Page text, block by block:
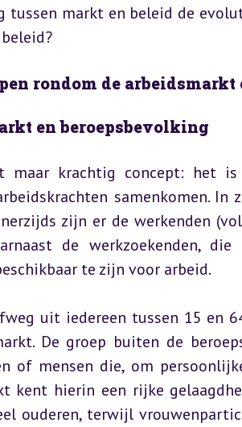
tussen markt en beleid de
rondom de
en beroepsbevolking
maar krachtig concept: het
samenkomen. In
zijn er de werkenden
de werkzoekenden,
te zijn voor arbeid.
uit iedereen tussen 15 en
De groep buiten de
of mensen die, om
kent hierin een rijke
ouderen, terwijl